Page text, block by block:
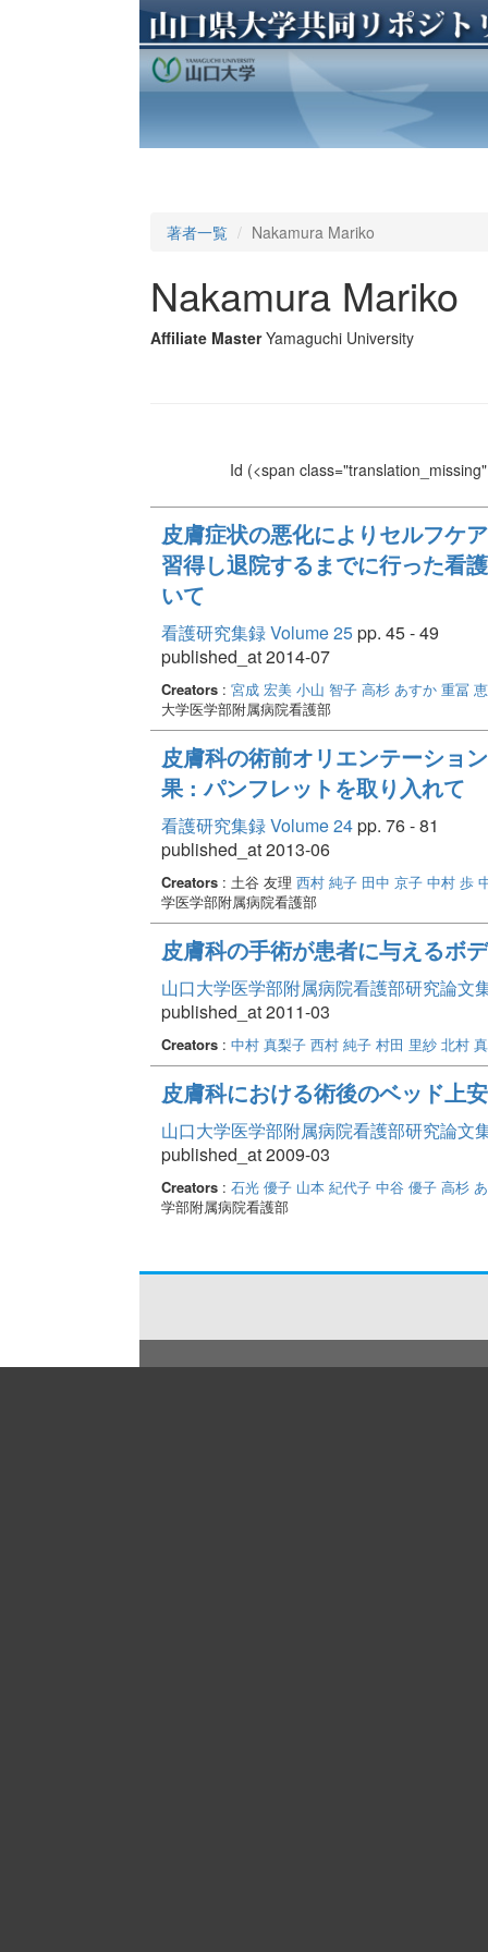
著者一覧 Nakamura Mariko
Nakamura Mariko
Affiliate Master Yamaguchi University
Id (<span
皮膚症状の悪化によりセルフケ
習得し退院するまでに行った看
いて
看護研究集録 Volume 25pp. 45 - 49
published_at 2014-07
Creators: 宮成 宏美 小山 智子 高杉 あすか 重冨
大学医学部附属病院看護部
皮膚科の術前オリエンテーショ
果 : パンフレットを取り入れて
看護研究集録 Volume 24pp. 76 - 81
published_at 2013-06
Creators: 土谷 友理 西村 純子 田中 京子 中村 歩
学医学部附属病院看護部
皮膚科の手術が患者に与えるボ
山口大学医学部附属病院看護部研究論文
published_at 2011-03
Creators: 中村 真梨子 西村 純子 村田 里紗 北村
皮膚科における術後のベッド上
山口大学医学部附属病院看護部研究論文
published_at 2009-03
Creators: 石光 優子 山本 紀代子 中谷 優子 高杉
学部附属病院看護部